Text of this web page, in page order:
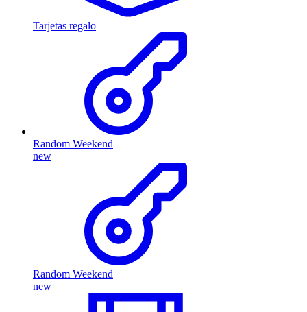
Tarjetas regalo
Random Weekend
new
Random Weekend
new